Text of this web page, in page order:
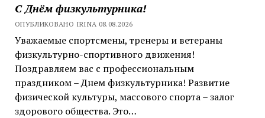
С Днём физкультурника!
ОПУБЛИКОВАНО IRINA 08.08.2026
Уважаемые спортсмены, тренеры и ветераны
физкультурно-спортивного движения!
Поздравляем вас с профессиональным
праздником – Днем физкультурника! Развитие
физической культуры, массового спорта – залог
здорового общества. Это…